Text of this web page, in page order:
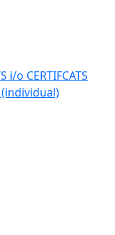
o CERTIFCATS